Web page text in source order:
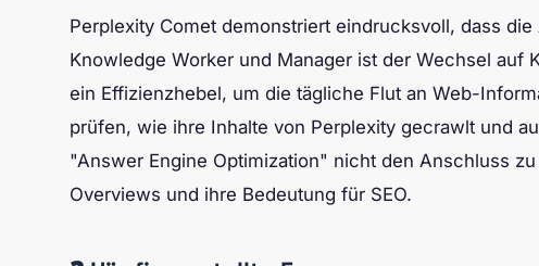
Perplexity Comet demonstriert eindrucksvoll, dass
Knowledge Worker und Manager ist der Wechsel
ein Effizienzhebel, um die tägliche Flut an Web-
prüfen, wie ihre Inhalte von Perplexity gecrawlt und
"Answer Engine Optimization" nicht den Anschluss
Overviews und ihre Bedeutung für SEO.